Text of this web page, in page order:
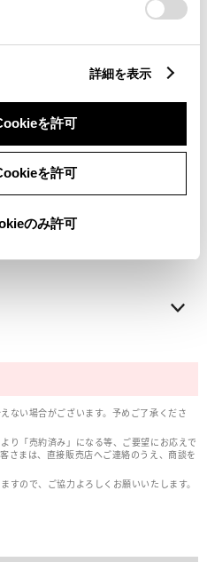
詳細を表示
を許可
を許可
のみ許可
ない場合がございます。予めご了承くださ
り「売約済み」になる等、ご要望にお応えで
さまは、直接販売店へご連絡のうえ、商談を
ので、ご協力よろしくお願いいたします。